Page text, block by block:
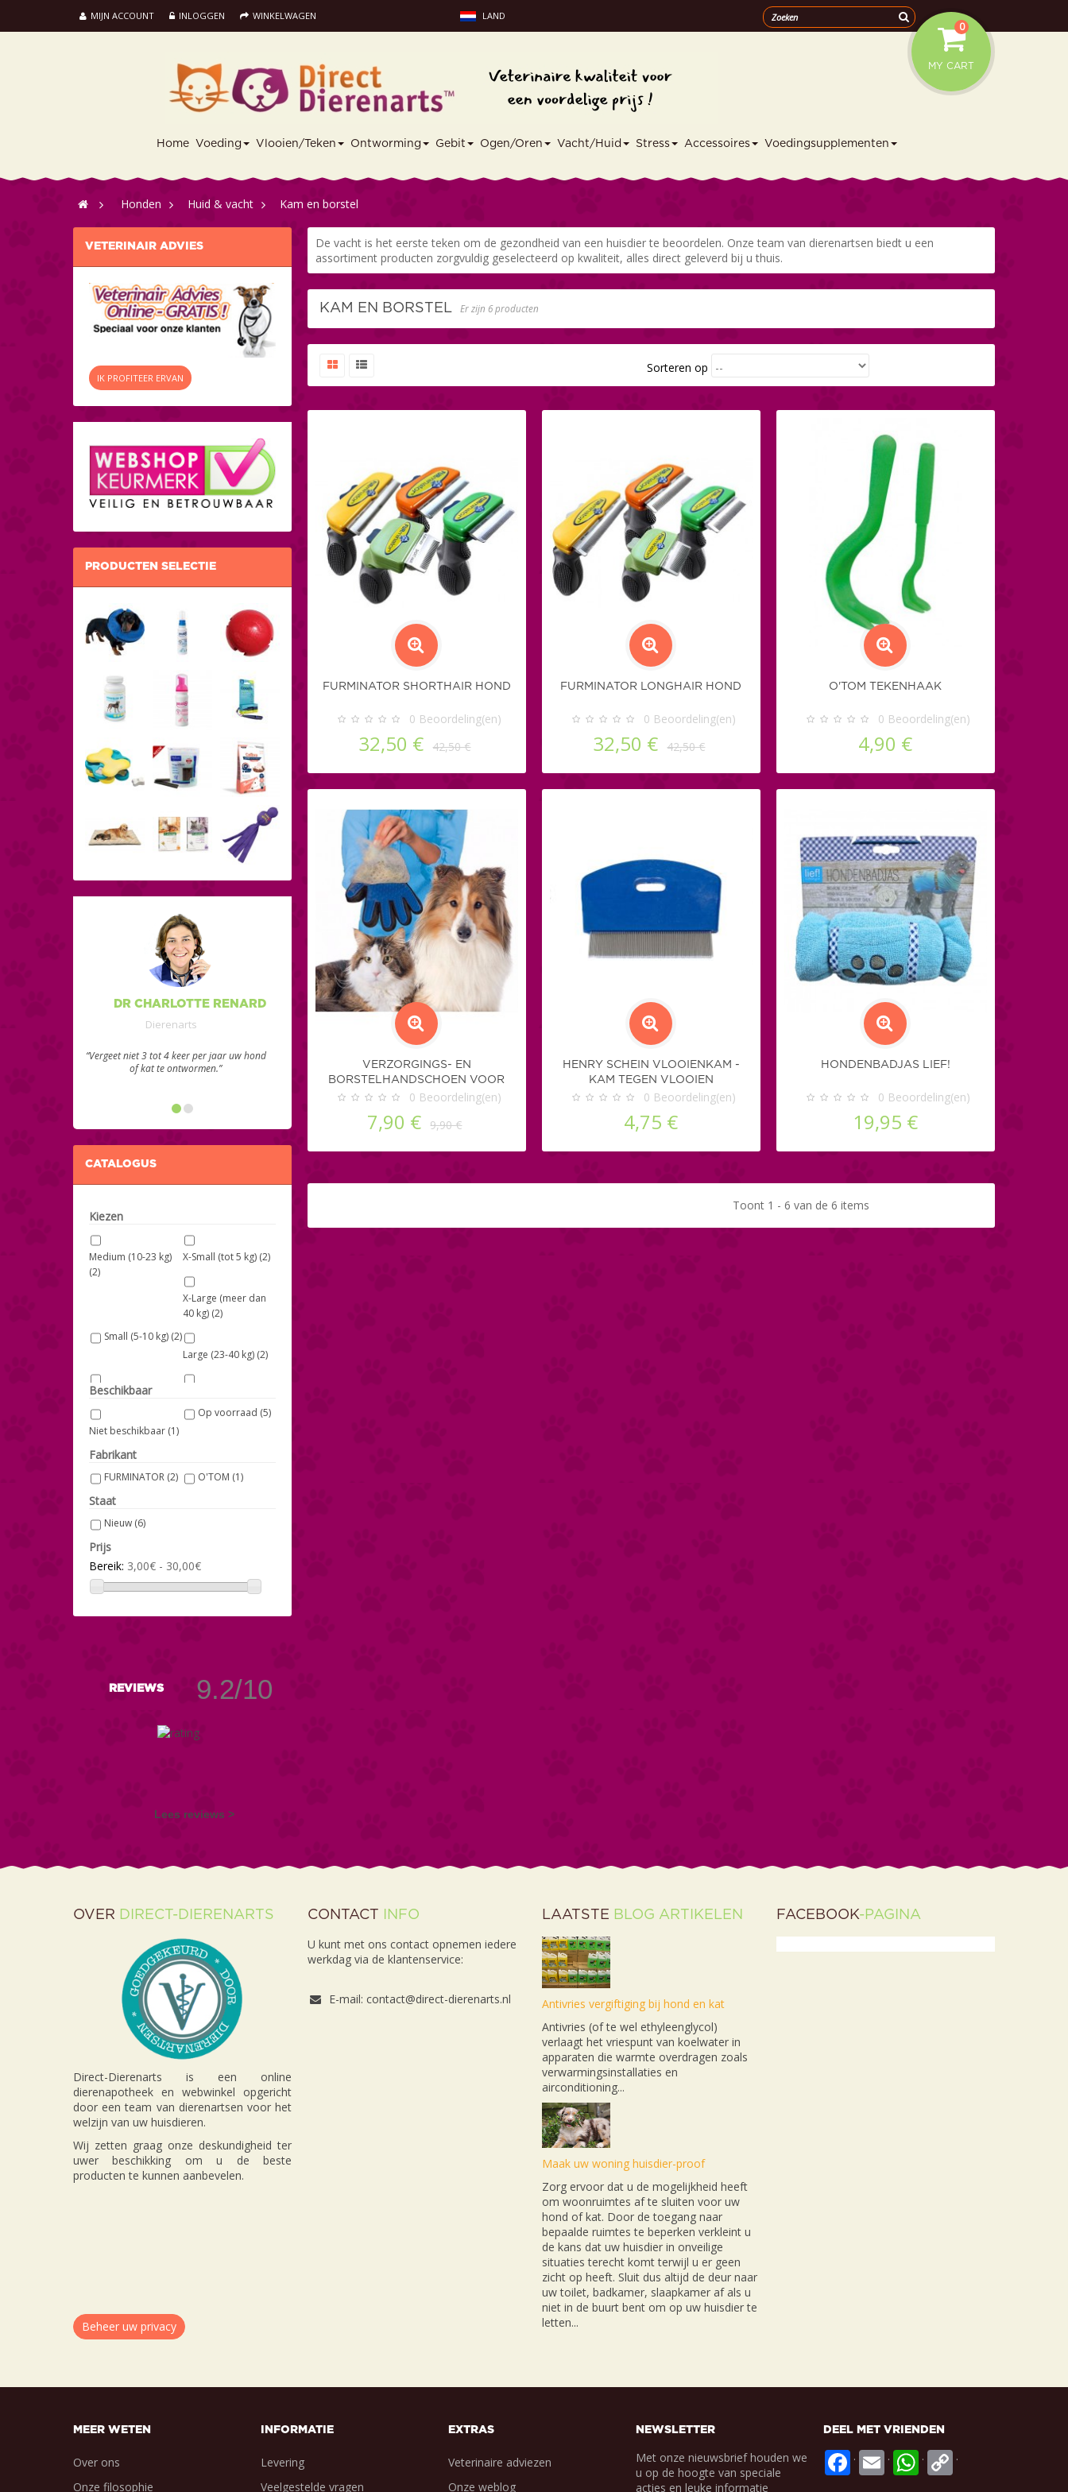
MIJN ACCOUNT INLOGGEN WINKELWAGEN LAND
MY CART
0
Home Voeding Vlooien/Teken Ontworming Gebit Ogen/Oren Vacht/Huid Stress Accessoires Voedingsupplementen
> Honden > Huid & vacht > Kam en borstel
VETERINAIR ADVIES
IK PROFITEER ERVAN
PRODUCTEN SELECTIE
DR CHARLOTTE RENARD
Dierenarts
“Vergeet niet 3 tot 4 keer per jaar uw hond
of kat te ontwormen.”
CATALOGUS
Kiezen
Medium (10-23 kg)
(2)
X-Small (tot 5 kg)(2)
X-Large (meer dan
40 kg)(2)
Small (5-10 kg) (2)
Large (23-40 kg)(2)
Vlooienkam zonder
handvat
handvat(1)
Maat L(1)
Maat S(1)
Maat XS(1) Maat XXS(1)
Beschikbaar
Niet beschikbaar (1)
Op voorraad (5)
Fabrikant
FURMINATOR (2) O'TOM (1)
Staat
Nieuw (6)
Prijs
Bereik: 3,00€ - 30,00€
REVIEWS 9.2/10
Lees reviews >
De vacht is het eerste teken om de gezondheid van een huisdier te beoordelen. Onze team van dierenartsen biedt u een
assortiment producten zorgvuldig geselecteerd op kwaliteit, alles direct geleverd bij u thuis.
KAM EN BORSTEL Er zijn 6 producten
Sorteren op
FURMINATOR SHORTHAIR HOND
0 Beoordeling(en)
32,50 € 42,50 €
FURMINATOR LONGHAIR HOND
0 Beoordeling(en)
32,50 € 42,50 €
O'TOM TEKENHAAK
0 Beoordeling(en)
4,90 €
VERZORGINGS- EN
BORSTELHANDSCHOEN VOOR
HONDEN EN KATTEN
0 Beoordeling(en)
7,90 € 9,90 €
HENRY SCHEIN VLOOIENKAM -
KAM TEGEN VLOOIEN
0 Beoordeling(en)
4,75 €
HONDENBADJAS LIEF!
0 Beoordeling(en)
19,95 €
Toont 1 - 6 van de 6 items
OVER DIRECT-DIERENARTS
Direct-Dierenarts is een online
dierenapotheek en webwinkel opgericht
door een team van dierenartsen voor het
welzijn van uw huisdieren.
Wij zetten graag onze deskundigheid ter
uwer beschikking om u de beste
producten te kunnen aanbevelen.
CONTACT INFO
U kunt met ons contact opnemen iedere
werkdag via de klantenservice:
E-mail: contact@direct-dierenarts.nl
LAATSTE BLOG ARTIKELEN
Antivries vergiftiging bij hond en kat
Antivries (of te wel ethyleenglycol)
verlaagt het vriespunt van koelwater in
apparaten die warmte overdragen zoals
verwarmingsinstallaties en
airconditioning...
Maak uw woning huisdier-proof
Zorg ervoor dat u de mogelijkheid heeft
om woonruimtes af te sluiten voor uw
hond of kat. Door de toegang naar
bepaalde ruimtes te beperken verkleint u
de kans dat uw huisdier in onveilige
situaties terecht komt terwijl u er geen
zicht op heeft. Sluit dus altijd de deur naar
uw toilet, badkamer, slaapkamer af als u
niet in de buurt bent om op uw huisdier te
letten...
FACEBOOK-PAGINA
Beheer uw privacy
MEER WETEN
Over ons
Onze filosophie
INFORMATIE
Levering
Veelgestelde vragen
EXTRAS
Veterinaire adviezen
Onze weblog
NEWSLETTER
Met onze nieuwsbrief houden we
u op de hoogte van speciale
acties en leuke informatie
DEEL MET VRIENDEN
. . . .